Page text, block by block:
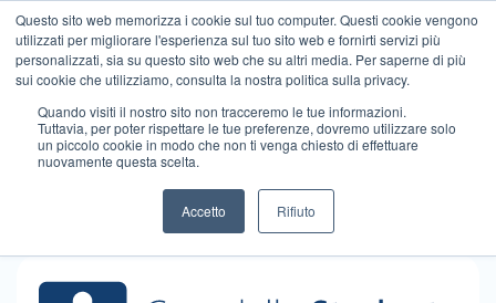
Questo sito web memorizza i cookie sul tuo computer. Questi cookie vengono
utilizzati per migliorare l'esperienza sul tuo sito web e fornirti servizi più
personalizzati, sia su questo sito web che su altri media. Per saperne di più
sui cookie che utilizziamo, consulta la nostra politica sulla privacy.
Quando visiti il ​​nostro sito non tracceremo le tue informazioni.
Tuttavia, per poter rispettare le tue preferenze, dovremo utilizzare solo
un piccolo cookie in modo che non ti venga chiesto di effettuare
nuovamente questa scelta.
Accetto Rifiuto